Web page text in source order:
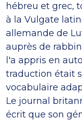
hébreu et grec,
à la Vulgate
allemande de
auprès de
l'a appris en
traduction était
vocabulaire
Le journal
écrit que son